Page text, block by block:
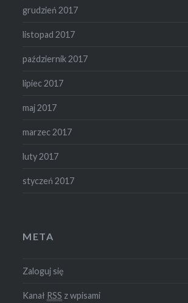
grudzień 2017
listopad 2017
październik 2017
lipiec 2017
maj 2017
marzec 2017
luty 2017
styczeń 2017
META
Zaloguj się
Kanał RSS z wpisami